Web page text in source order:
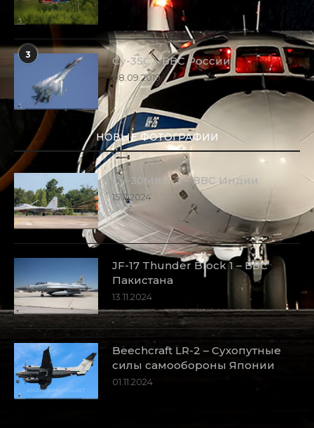
3
Су-35С – ВВС России
08.09.2019
НОВЫЕ ФОТОГРАФИИ
Су-30МКИ-3 – ВВС Индии
15.11.2024
JF-17 Thunder Block 1 – ВВС
Пакистана
13.11.2024
Beechcraft LR-2 – Сухопутные
силы самообороны Японии
01.11.2024